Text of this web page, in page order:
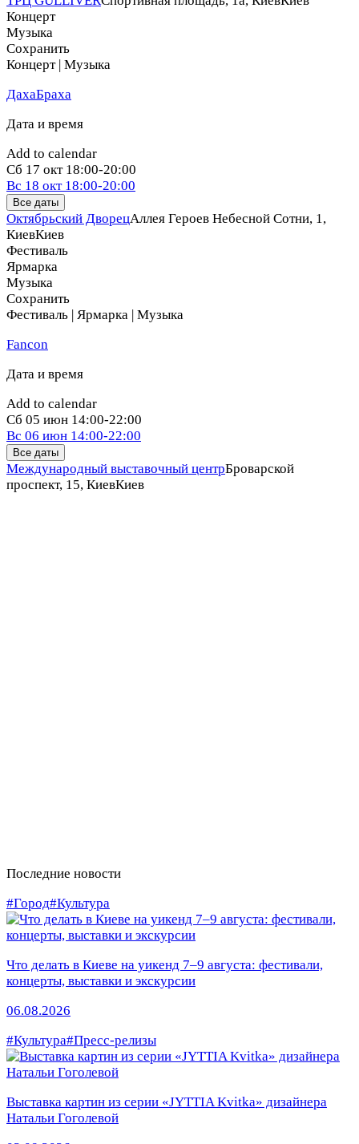
Концерт
Музыка
Сохранить
Концерт | Музыка
ДахаБраха
Дата и время
Add to calendar
Сб 17 окт 18:00-20:00
Вс 18 окт 18:00-20:00
Все даты
Октябрьский ДворецАллея Героев Небесной Сотни, 1,
КиевКиев
Фестиваль
Ярмарка
Музыка
Сохранить
Фестиваль | Ярмарка | Музыка
Fancon
Дата и время
Add to calendar
Сб 05 июн 14:00-22:00
Вс 06 июн 14:00-22:00
Все даты
Международный выставочный центрБроварской
проспект, 15, КиевКиев
Последние новости
#Город#Культура
Что делать в Киеве на уикенд 7–9 августа: фестивали,
концерты, выставки и экскурсии
06.08.2026
#Культура#Пресс-релизы
Выставка картин из серии «JYTTIA Kvitka» дизайнера
Натальи Гоголевой